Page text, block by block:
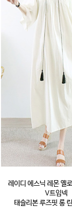
레이디 에스닉 레몬 옐
V트임넥
태슬리본 루즈핏 롱